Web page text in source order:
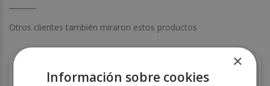
Otros clientes también miraron estos productos
×
Información sobre cookies